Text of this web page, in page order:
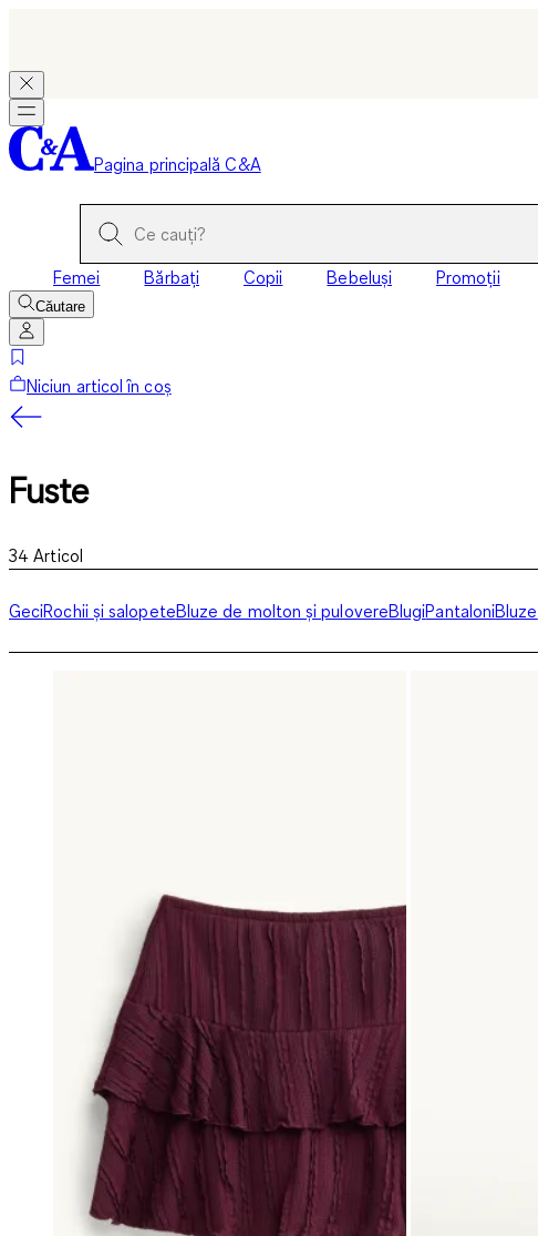
Pagina principală C&A
Femei Bărbați Copii Bebeluși Promoții
Căutare
Niciun articol în coș
Fuste
34 Articol
GeciRochii și salopeteBluze de molton și pulovereBlugiPantaloniBluze